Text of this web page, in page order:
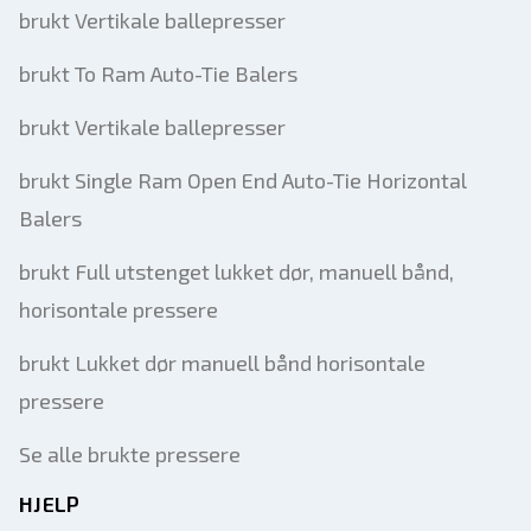
brukt Vertikale ballepresser
brukt To Ram Auto-Tie Balers
brukt Vertikale ballepresser
brukt Single Ram Open End Auto-Tie Horizontal
Balers
brukt Full utstenget lukket dør, manuell bånd,
horisontale pressere
brukt Lukket dør manuell bånd horisontale
pressere
Se alle brukte pressere
HJELP